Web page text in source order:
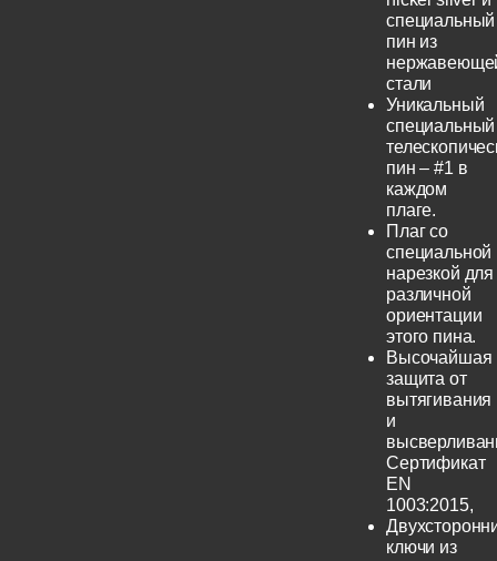
специальный
пин из
стали
Уникальный
специальный
пин – #1 в
каждом
плаге.
Плаг со
специальной
нарезкой для
различной
ориентации
этого пина.
Высочайшая
защита от
вытягивания
и
Сертификат
EN
1003:2015,
ключи из